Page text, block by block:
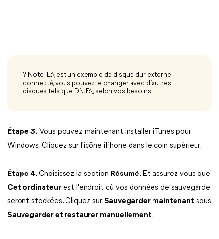
? Note : E:\ est un exemple de disque dur externe
connecté, vous pouvez le changer avec d’autres
disques tels que D:\, F:\, selon vos besoins.
Étape 3. Vous pouvez maintenant installer iTunes pour
Windows. Cliquez sur l'icône iPhone dans le coin supérieur.
Étape 4.Choisissez la section Résumé. Et assurez-vous que
Cet ordinateur est l'endroit où vos données de sauvegarde
seront stockées. Cliquez sur Sauvegarder maintenant sous
Sauvegarder et restaurer manuellement.